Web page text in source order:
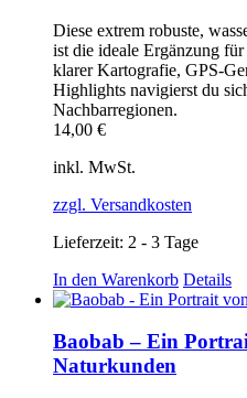
Diese extrem robuste,
ist die ideale Ergänzung für
klarer Kartografie,
Highlights navigierst du
Nachbarregionen.
14,00 €
inkl. MwSt.
zzgl. Versandkosten
Lieferzeit: 2 - 3 Tage
In den Warenkorb Details
Baobab – Ein
Naturkunden